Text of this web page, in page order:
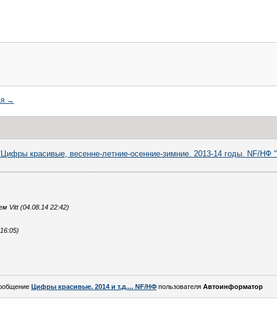
→
красивые, весенне-летние-осенние-зимние. 2013-14 годы. NF/НФ "
Vitt (04.08.14 22:42)
Цифры красивые. 2014 и т.д.... NF/НФ пользователя Автоинформатор